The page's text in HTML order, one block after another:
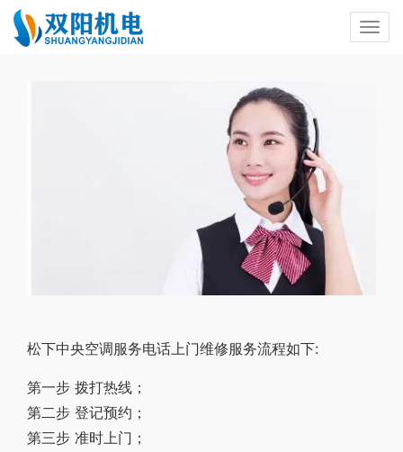
松下中央空调服务电话上门维修服务流程如下:
第一步 拨打热线；
第二步 登记预约；
第三步 准时上门；